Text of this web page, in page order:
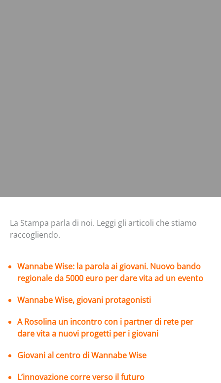
La Stampa parla di noi. Leggi gli articoli che stiamo
raccogliendo.
Wannabe Wise: la parola ai giovani. Nuovo bando
regionale da 5000 euro per dare vita ad un evento
Wannabe Wise, giovani protagonisti
ARosolina un incontro con i partner di rete per
dare vita a nuovi progetti per i giovani
Giovani al centro di Wannabe Wise
L’innovazione corre verso il futuro